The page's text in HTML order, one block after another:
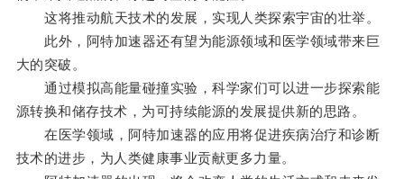
这将推动航天技术的发展，实现人类探索宇宙的壮举。
此外，阿特加速器还有望为能源领域和医学领域带来巨
大的突破。
通过模拟高能量碰撞实验，科学家们可以进一步探索能
源转换和储存技术，为可持续能源的发展提供新的思路。
在医学领域，阿特加速器的应用将促进疾病治疗和诊断
技术的进步，为人类健康事业贡献更多力量。